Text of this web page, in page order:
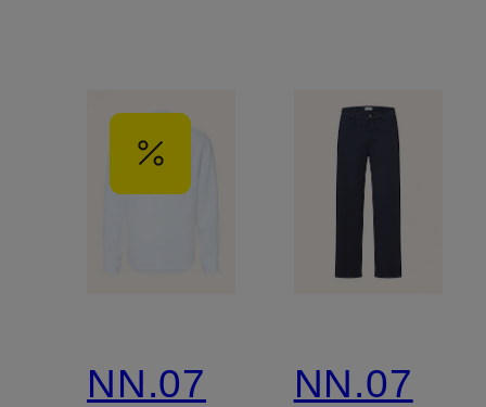
NN.07
NN.07